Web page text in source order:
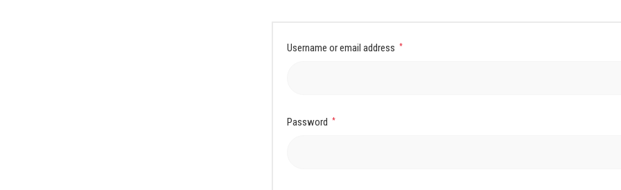
Username or email address *
Password *